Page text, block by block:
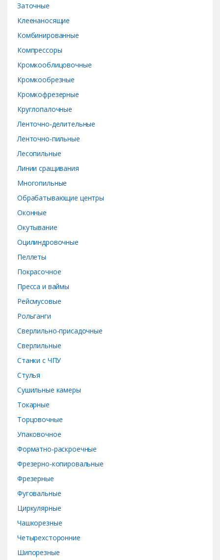
Заточные
Клеенаносящие
Комбинированные
Компрессоры
Кромкооблицовочные
Кромкообрезные
Кромкофрезерные
Круглопалочные
Ленточно-делительные
Ленточно-пильные
Лесопильные
Линии сращивания
Многопильные
Обрабатывающие центры
Оконные
Окутывание
Оцилиндровочные
Пеллеты
Покрасочное
Пресса и ваймы
Рейсмусовые
Рольганги
Сверлильно-присадочные
Сверлильные
Станки с ЧПУ
Стулья
Сушильные камеры
Токарные
Торцовочные
Упаковочное
Форматно-раскроечные
Фрезерно-копировальные
Фрезерные
Фуговальные
Циркулярные
Чашкорезные
Четырехсторонние
Шипорезные